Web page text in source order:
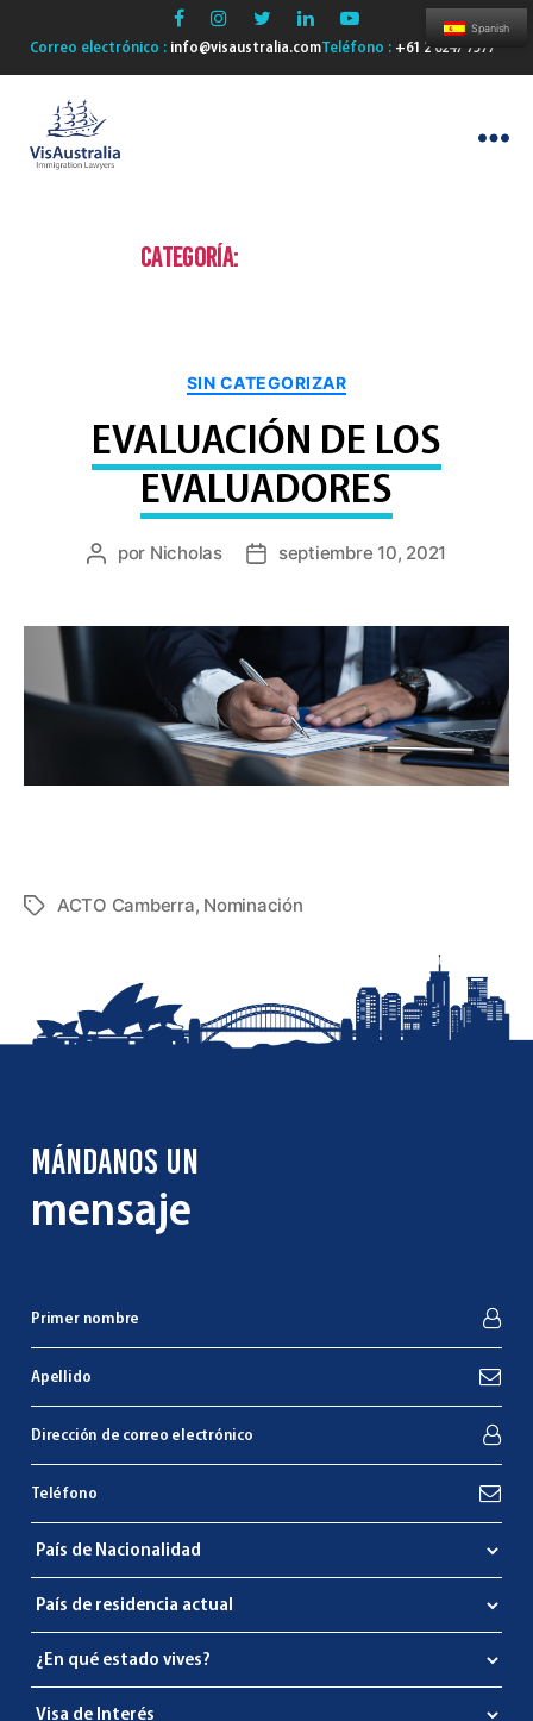
Correo electrónico : info@visaustralia.comTeléfono : +61 2 6247 7577
Categoría:
SIN CATEGORIZAR
EVALUACIÓN DE LOS
EVALUADORES
Publicar
por Nicholas
Fechaseptiembre 10, 2021
Etiquetas
ACTO Camberra, Nominación
MÁNDANOS UN
mensaje
Spanish